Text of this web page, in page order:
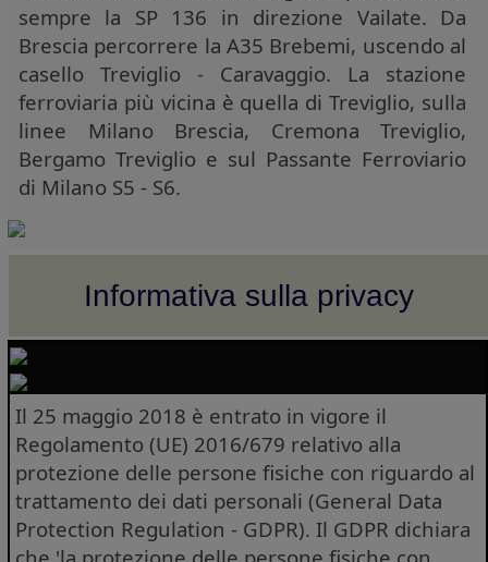
sempre la SP 136 in direzione Vailate. Da
Brescia percorrere la A35 Brebemi, uscendo al
casello Treviglio - Caravaggio. La stazione
ferroviaria più vicina è quella di Treviglio, sulla
linee Milano Brescia, Cremona Treviglio,
Bergamo Treviglio e sul Passante Ferroviario
di Milano S5 - S6.
Informativa sulla privacy
Il 25 maggio 2018 è entrato in vigore il
Regolamento (UE) 2016/679 relativo alla
protezione delle persone fisiche con riguardo al
trattamento dei dati personali (General Data
Protection Regulation - GDPR). Il GDPR dichiara
che 'la protezione delle persone fisiche con